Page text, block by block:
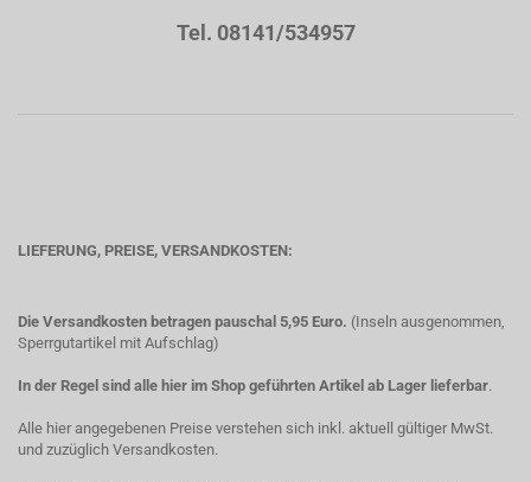
Tel. 08141/534957
LIEFERUNG, PREISE, VERSANDKOSTEN:
Die Versandkosten betragen pauschal 5,95 Euro. (Inseln ausgenommen,
Sperrgutartikel mit Aufschlag)
In der Regel sind alle hier im Shop geführten Artikel ab Lager lieferbar.
Alle hier angegebenen Preise verstehen sich inkl. aktuell gültiger MwSt.
und zuzüglich Versandkosten.